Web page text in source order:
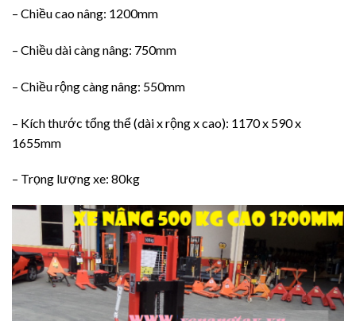
– Chiều cao nâng: 1200mm
– Chiều dài càng nâng: 750mm
– Chiều rộng càng nâng: 550mm
– Kích thước tổng thể (dài x rộng x cao): 1170 x 590 x
1655mm
– Trọng lượng xe: 80kg